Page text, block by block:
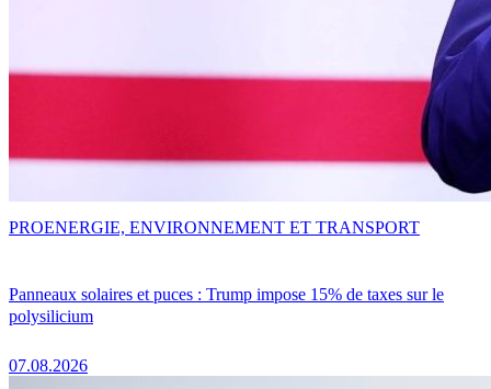
Panneaux solaires et puces : Trump impose 15% de taxes sur le
polysilicium
07.08.2026
PROENERGIE, ENVIRONNEMENT ET TRANSPORT